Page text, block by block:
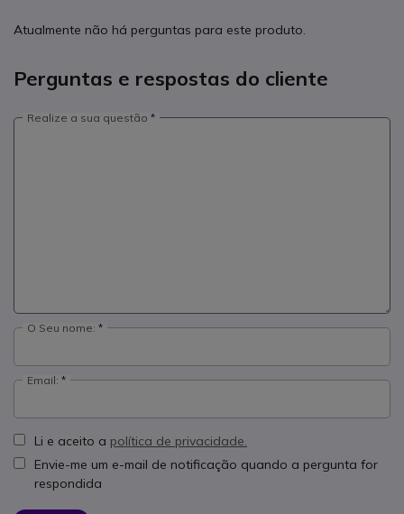
Atualmente não há perguntas para este produto.
Perguntas e respostas do cliente
Realize a sua questão
O Seu nome:
Email:
Li e aceito a política de privacidade.
Envie-me um e-mail de notificação quando a pergunta for
respondida